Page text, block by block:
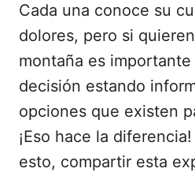
Cada una conoce su
dolores, pero si
montaña es
decisión estando
opciones que existen
¡Eso hace la
esto, compartir esta